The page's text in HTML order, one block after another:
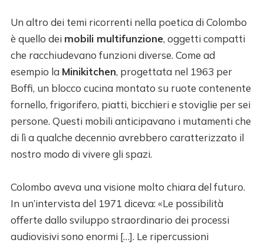
Un altro dei temi ricorrenti nella poetica di Colombo
è quello dei mobili multifunzione, oggetti compatti
che racchiudevano funzioni diverse. Come ad
esempio la Minikitchen, progettata nel 1963 per
Boffi, un blocco cucina montato su ruote contenente
fornello, frigorifero, piatti, bicchieri e stoviglie per sei
persone. Questi mobili anticipavano i mutamenti che
di lì a qualche decennio avrebbero caratterizzato il
nostro modo di vivere gli spazi.
Colombo aveva una visione molto chiara del futuro.
In un’intervista del 1971 diceva: «Le possibilità
offerte dallo sviluppo straordinario dei processi
audiovisivi sono enormi […]. Le ripercussioni